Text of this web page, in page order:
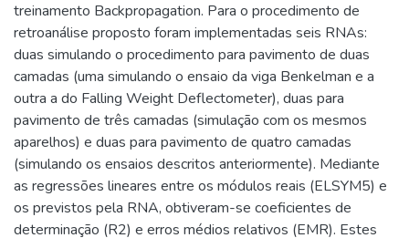
treinamento Backpropagation. Para o procedimento de
retroanálise proposto foram implementadas seis RNAs:
duas simulando o procedimento para pavimento de duas
camadas (uma simulando o ensaio da viga Benkelman e a
outra a do Falling Weight Deflectometer), duas para
pavimento de três camadas (simulação com os mesmos
aparelhos) e duas para pavimento de quatro camadas
(simulando os ensaios descritos anteriormente). Mediante
as regressões lineares entre os módulos reais (ELSYM5) e
os previstos pela RNA, obtiveram-se coeficientes de
determinação (R2) e erros médios relativos (EMR). Estes